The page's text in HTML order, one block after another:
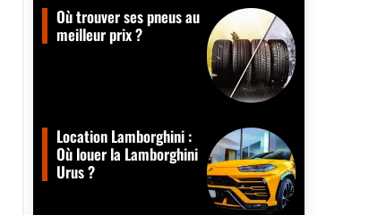
Où trouver ses pneus au
meilleur prix ?
Location Lamborghini :
Où louer la Lamborghini
Urus ?